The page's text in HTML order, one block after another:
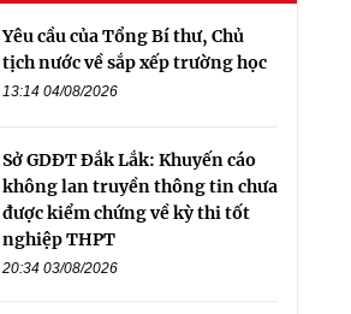
Yêu cầu của Tổng Bí thư, Chủ
tịch nước về sắp xếp trường học
13:14 04/08/2026
Sở GDĐT Đắk Lắk: Khuyến cáo
không lan truyền thông tin chưa
được kiểm chứng về kỳ thi tốt
nghiệp THPT
20:34 03/08/2026